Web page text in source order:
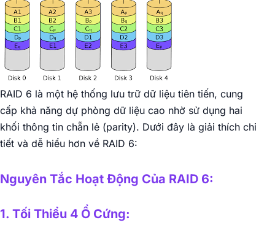
RAID 6 là một hệ thống lưu trữ dữ liệu tiên tiến, cung
cấp khả năng dự phòng dữ liệu cao nhờ sử dụng hai
khối thông tin chẵn lẻ (parity). Dưới đây là giải thích chi
tiết và dễ hiểu hơn về RAID 6:
Nguyên Tắc Hoạt Động Của RAID 6:
1. Tối Thiểu 4 Ổ Cứng: